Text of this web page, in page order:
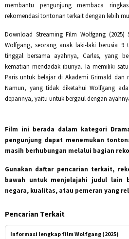
membantu pengunjung membaca
rekomendasi tontonan terkait dengan lebih
Download Streaming Film Wolfgang (2025)
Wolfgang, seorang anak laki-laki berusia 9
tinggal bersama ayahnya, Carles, yang
kematian mendadak ibunya. Ia memiliki
Paris untuk belajar di Akademi Grimald dan
Namun, yang tidak diketahui Wolfgang
depannya, yaitu untuk bergaul dengan
Film ini berada dalam kategori
pengunjung dapat menemukan
masih berhubungan melalui bagian
Gunakan daftar pencarian terkait,
bawah untuk menjelajahi judul lain
negara, kualitas, atau pemeran yang
Pencarian Terkait
Informasi lengkap film Wolfgang (2025)